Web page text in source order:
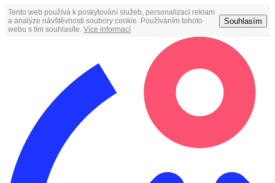
Tento web používá k poskytování služeb, personalizaci reklam
a analýze návštěvnosti soubory cookie. Používáním tohoto
webu s tím souhlasíte. Více informací
Souhlasím